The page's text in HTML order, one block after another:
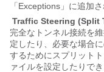
「Exceptions」に追加
Traffic Steering (Split
完全なトンネル接続を
定したり、必要な場合
するためにスプリット
ァイルを設定したりでき